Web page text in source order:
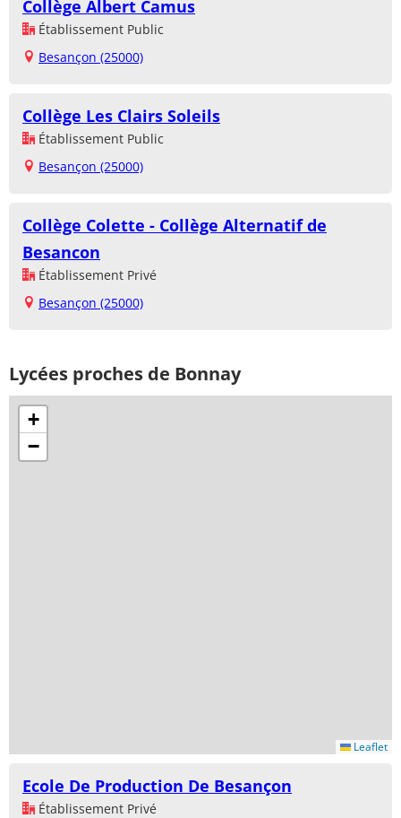
Collège Albert Camus
Établissement Public
Besançon (25000)
Collège Les Clairs Soleils
Établissement Public
Besançon (25000)
Collège Colette - Collège Alternatif de
Besancon
Établissement Privé
Besançon (25000)
Lycées proches de Bonnay
+
−
Leaflet
Ecole De Production De Besançon
Établissement Privé